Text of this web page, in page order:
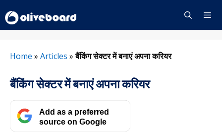
to
content
Home » Articles »बैंकिंग सेक्टर में बनाएं अपना करियर
बैंकिंग सेक्टर में बनाएं अपना करियर
Add as a preferred
source on Google